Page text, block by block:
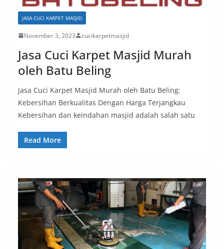
JASA CUCI KARPET MASJID
November 3, 2023 cucikarpetmasjid
Jasa Cuci Karpet Masjid Murah
oleh Batu Beling
Jasa Cuci Karpet Masjid Murah oleh Batu Beling:
Kebersihan Berkualitas Dengan Harga Terjangkau
Kebersihan dan keindahan masjid adalah salah satu
Read More